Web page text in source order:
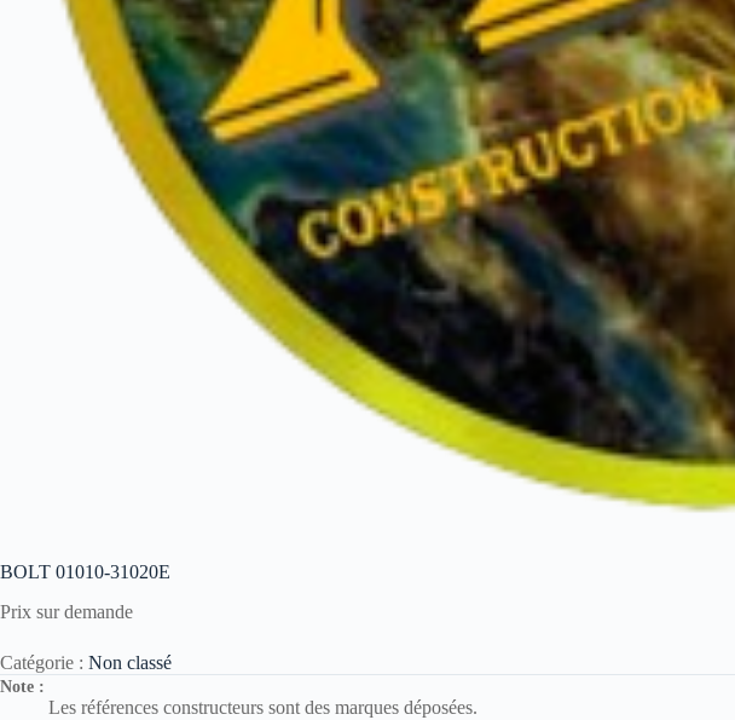
BOLT 01010-31020E
Prix sur demande
Catégorie : Non classé
Note :
Les références constructeurs sont des marques déposées.